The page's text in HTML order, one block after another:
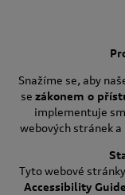
Snažíme se, aby
se zákonem o
implementuje
webových stránek
Tyto webové
Accessibility